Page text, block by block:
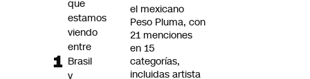
el mexicano
Peso Pluma, con
21 menciones
en 15
categorías,
incluidas artista
que
estamos
viendo
entre
Brasil
y